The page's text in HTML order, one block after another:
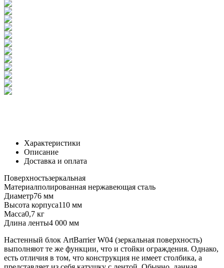
Характеристики
Описание
Доставка и оплата
Поверхностьзеркальная
Материалполированная нержавеющая сталь
Диаметр76 мм
Высота корпуса110 мм
Масса0,7 кг
Длина ленты4 000 мм
Настенный блок ArtBarrier W04 (зеркальная поверхность)
выполняют те же функции, что и стойки ограждения. Однако,
есть отличия в том, что конструкция не имеет столбика, а